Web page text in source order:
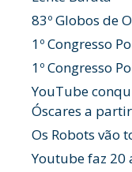
83º Globos de
1º Congresso
1º Congresso
YouTube
Óscares a
Os Robots vão
Youtube faz 20